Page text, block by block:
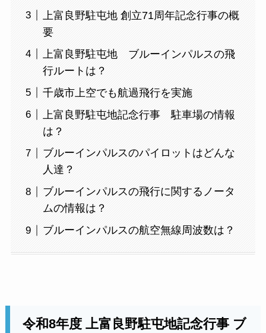
上富良野駐屯地 創立71周年記念行事の概
要
上富良野駐屯地 ブルーインパルスの飛
行ルートは？
千歳市上空でも航過飛行を実施
上富良野駐屯地記念行事 駐車場の情報
は？
ブルーインパルスのパイロットはどんな
人達？
ブルーインパルスの飛行に関するノータ
ムの情報は？
ブルーインパルスの航空無線周波数は？
令和8年度 上富良野駐屯地記念行事 ブ